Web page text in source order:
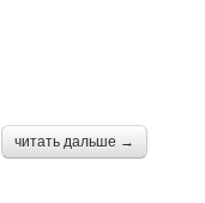
читать дальше →